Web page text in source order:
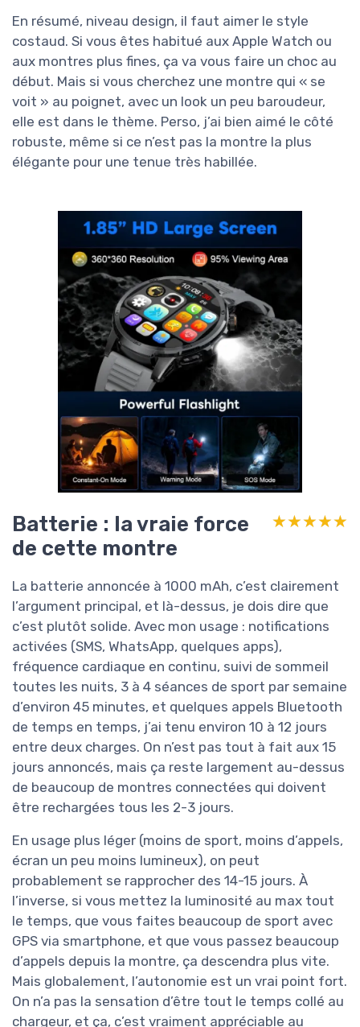
En résumé, niveau design, il faut aimer le style
costaud. Si vous êtes habitué aux Apple Watch ou
aux montres plus fines, ça va vous faire un choc au
début. Mais si vous cherchez une montre qui « se
voit » au poignet, avec un look un peu baroudeur,
elle est dans le thème. Perso, j’ai bien aimé le côté
robuste, même si ce n’est pas la montre la plus
élégante pour une tenue très habillée.
Batterie : la vraie force
de cette montre
★★★★★
★★★★★
La batterie annoncée à 1000 mAh, c’est clairement
l’argument principal, et là-dessus, je dois dire que
c’est plutôt solide. Avec mon usage : notifications
activées (SMS, WhatsApp, quelques apps),
fréquence cardiaque en continu, suivi de sommeil
toutes les nuits, 3 à 4 séances de sport par semaine
d’environ 45 minutes, et quelques appels Bluetooth
de temps en temps, j’ai tenu environ 10 à 12 jours
entre deux charges. On n’est pas tout à fait aux 15
jours annoncés, mais ça reste largement au-dessus
de beaucoup de montres connectées qui doivent
être rechargées tous les 2-3 jours.
En usage plus léger (moins de sport, moins d’appels,
écran un peu moins lumineux), on peut
probablement se rapprocher des 14-15 jours. À
l’inverse, si vous mettez la luminosité au max tout
le temps, que vous faites beaucoup de sport avec
GPS via smartphone, et que vous passez beaucoup
d’appels depuis la montre, ça descendra plus vite.
Mais globalement, l’autonomie est un vrai point fort.
On n’a pas la sensation d’être tout le temps collé au
chargeur, et ça, c’est vraiment appréciable au